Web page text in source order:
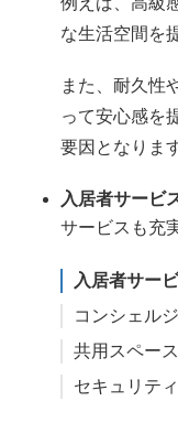
な生活空間を
また、耐久性
って安心感を
要因となりま
入居者サービ
サービスも充
入居者サー
コンシェル
共用スペー
セキュリテ